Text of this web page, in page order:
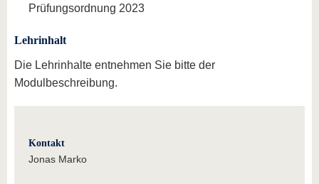
Prüfungsordnung 2023
Lehrinhalt
Die Lehrinhalte entnehmen Sie bitte der
Modulbeschreibung.
Kontakt
Jonas Marko